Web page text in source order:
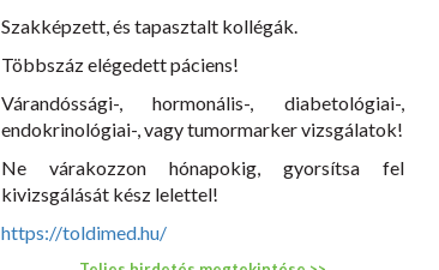
Szakképzett, és tapasztalt kollégák.
Többszáz elégedett páciens!
Várandóssági-, hormonális-, diabetológiai-,
endokrinológiai-, vagy tumormarker vizsgálatok!
Ne várakozzon hónapokig, gyorsítsa fel
kivizsgálását kész lelettel!
https://toldimed.hu/